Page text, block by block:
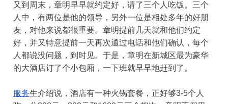
又到周末，章明早早就约定好，请了三个人吃饭。三个
人中，有两位是他的领导，另外一位是相处多年的好朋
友，对他来说都很重要。章明提前几天就和他们约定
好，并又特意提前一天再次通过电话和他们确认，每个
人都说没问题，到时见。于是，章明在新城区最为豪华
的大酒店订了个小包厢，一下班就早早地赶到了。
服务生介绍说，酒店有一种火锅套餐，正好够3-5个人